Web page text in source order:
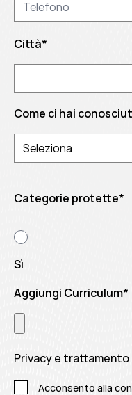
Città*
Come ci hai
Categorie protette*
Sì
Aggiungi Curriculum*
Privacy e
Acconsento alla